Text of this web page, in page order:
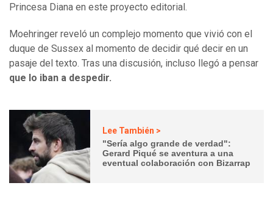
Princesa Diana en este proyecto editorial.
Moehringer reveló un complejo momento que vivió con el
duque de Sussex al momento de decidir qué decir en un
pasaje del texto. Tras una discusión, incluso llegó a pensar
que lo iban a despedir.
Lee También >
"Sería algo grande de verdad":
Gerard Piqué se aventura a una
eventual colaboración con Bizarrap